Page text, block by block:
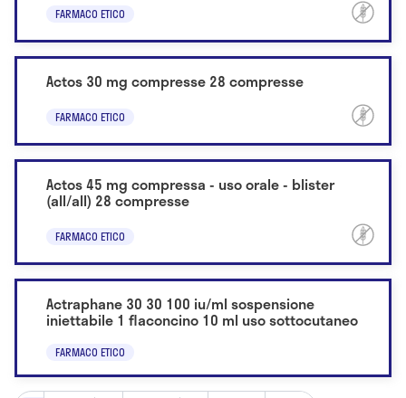
FARMACO ETICO
Actos 30 mg compresse 28 compresse
FARMACO ETICO
Actos 45 mg compressa - uso orale - blister
(all/all) 28 compresse
FARMACO ETICO
Actraphane 30 30 100 iu/ml sospensione
iniettabile 1 flaconcino 10 ml uso sottocutaneo
FARMACO ETICO